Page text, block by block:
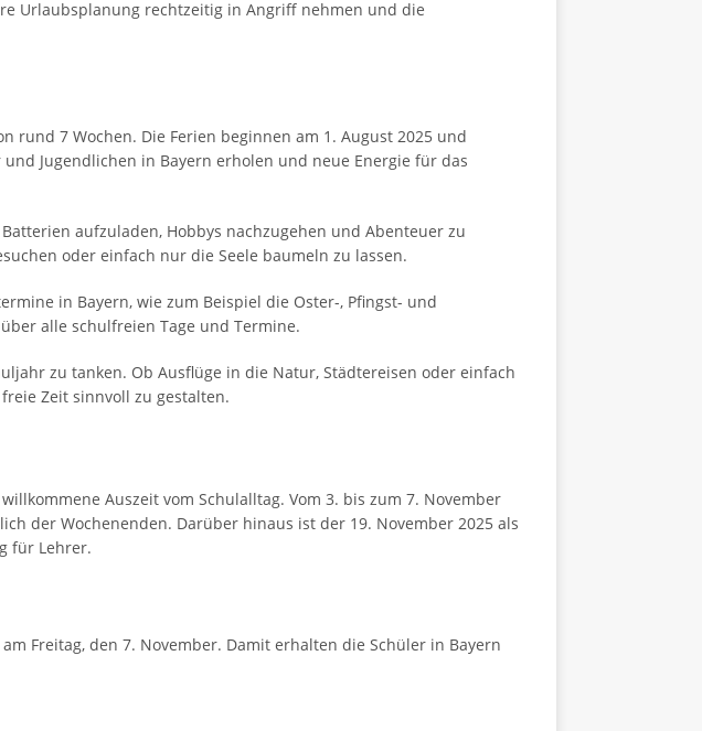
Urlaubsplanung rechtzeitig in Angriff nehmen und die
rund 7 Wochen. Die Ferien beginnen am 1. August 2025 und
Jugendlichen in Bayern erholen und neue Energie für das
aufzuladen, Hobbys nachzugehen und Abenteuer zu
oder einfach nur die Seele baumeln zu lassen.
in Bayern, wie zum Beispiel die Oster-, Pfingst- und
alle schulfreien Tage und Termine.
zu tanken. Ob Ausflüge in die Natur, Städtereisen oder einfach
Zeit sinnvoll zu gestalten.
Auszeit vom Schulalltag. Vom 3. bis zum 7. November
der Wochenenden. Darüber hinaus ist der 19. November 2025 als
für Lehrer.
Freitag, den 7. November. Damit erhalten die Schüler in Bayern